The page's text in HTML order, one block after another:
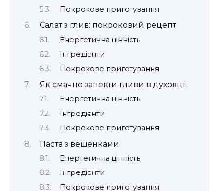
Покрокове приготування
Салат з глив: покроковий рецепт
Енергетична цінність
Інгредієнти
Покрокове приготування
Як смачно запекти гливи в духовці
Енергетична цінність
Інгредієнти
Покрокове приготування
Паста з вешенками
Енергетична цінність
Інгредієнти
Покрокове приготування